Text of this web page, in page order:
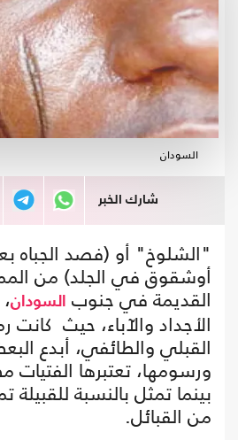
السودان
شارك الخبر
"الشلوخ" أو (فصد الجباه
أوشقوق في الجلد) من
القديمة في جنوب السودان
الأجداد والآباء، حيث كانت
القبلي والطائفي، أبدع
ورسومها، تعتبرها الفتيات
بينما تمثل بالنسبة للقبيلة
من القبائل.